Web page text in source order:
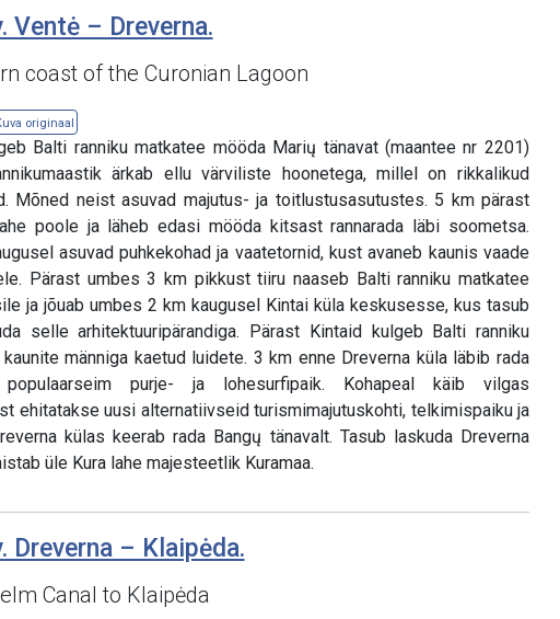
Ventė – Dreverna.
coast of the Curonian Lagoon
originaal
Balti ranniku matkatee mööda Marių tänavat (maantee nr 2201)
ärkab ellu värviliste hoonetega, millel on rikkalikud
Mõned neist asuvad majutus- ja toitlustusasutustes. 5 km pärast
poole ja läheb edasi mööda kitsast rannarada läbi soometsa.
asuvad puhkekohad ja vaatetornid, kust avaneb kaunis vaade
Pärast umbes 3 km pikkust tiiru naaseb Balti ranniku matkatee
ja jõuab umbes 2 km kaugusel Kintai küla keskusesse, kus tasub
selle arhitektuuripärandiga. Pärast Kintaid kulgeb Balti ranniku
männiga kaetud luidete. 3 km enne Dreverna küla läbib rada
purje- ja lohesurfipaik. Kohapeal käib vilgas
ehitatakse uusi alternatiivseid turismimajutuskohti, telkimispaiku ja
külas keerab rada Bangų tänavalt. Tasub laskuda Dreverna
üle Kura lahe majesteetlik Kuramaa.
Dreverna – Klaipėda.
Canal to Klaipėda